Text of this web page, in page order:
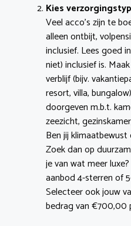
Kies
Veel acco’s zijn te
alleen ontbijt,
inclusief. Lees goed
niet) inclusief is.
verblijf (bijv.
resort, villa,
doorgeven m.b.t.
zeezicht,
Ben jij
Zoek dan op
je van wat meer
aanbod 4-sterren of
Selecteer ook jouw
bedrag van €700,00